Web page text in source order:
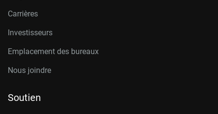
Carrières
Investisseurs
Emplacement des bureaux
Nous joindre
Soutien